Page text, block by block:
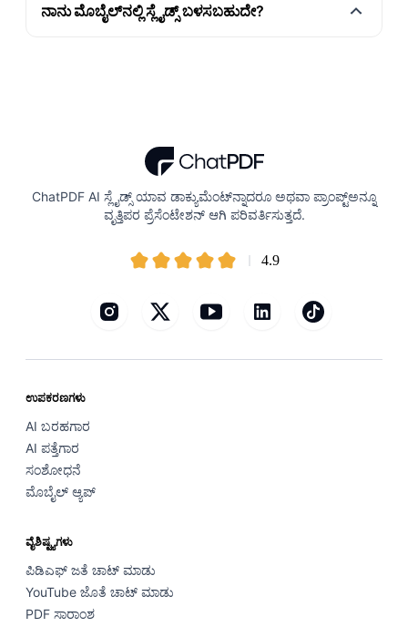
ನಾನು ಮೊಬೈಲ್‌ನಲ್ಲಿ ಸ್ಲೈಡ್ಸ್ ಬಳಸಬಹುದೇ?
ChatPDF AI ಸ್ಲೈಡ್ಸ್ ಯಾವ ಡಾಕ್ಯುಮೆಂಟ್‌ನ್ನಾದರೂ ಅಥವಾ ಪ್ರಾಂಪ್ಟ್‌ಅನ್ನೂ
ವೃತ್ತಿಪರ ಪ್ರೆಸೆಂಟೇಶನ್ ಆಗಿ ಪರಿವರ್ತಿಸುತ್ತದೆ.
4.9
ಉಪಕರಣಗಳು
AI ಬರಹಗಾರ
AI ಪತ್ತೆಗಾರ
ಸಂಶೋಧನೆ
ಮೊಬೈಲ್ ಆ್ಯಪ್
ವೈಶಿಷ್ಟ್ಯಗಳು
ಪಿಡಿಎಫ್ ಜತೆ ಚಾಟ್ ಮಾಡು
YouTube ಜೊತೆ ಚಾಟ್ ಮಾಡು
PDF ಸಾರಾಂಶ